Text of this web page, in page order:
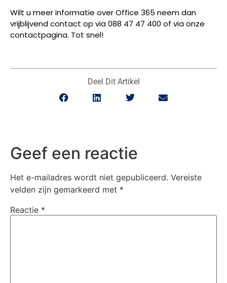
Wilt u meer informatie over Office 365 neem dan
vrijblijvend contact op via 088 47 47 400 of via onze
contactpagina. Tot snel!
Deel Dit Artikel
Geef een reactie
Het e-mailadres wordt niet gepubliceerd. Vereiste
velden zijn gemarkeerd met *
Reactie *